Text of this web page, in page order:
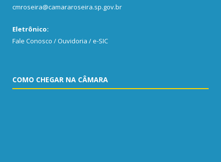
cmroseira@camararoseira.sp.gov.br
Eletrônico:
Fale Conosco / Ouvidoria / e-SIC
COMO CHEGAR NA CÂMARA